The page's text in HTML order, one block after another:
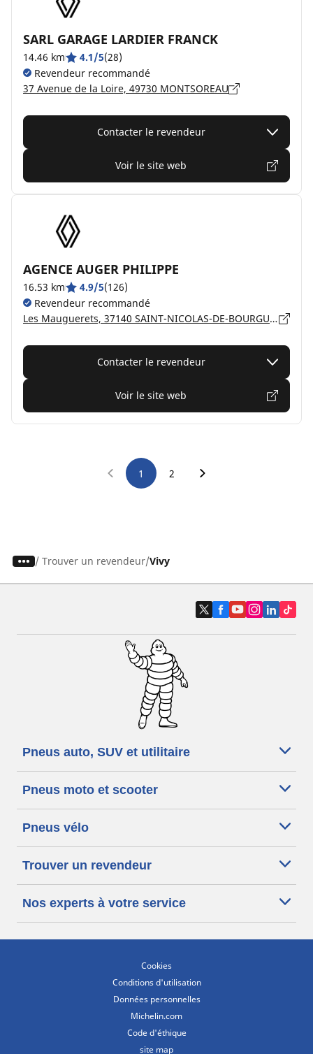
SARL GARAGE LARDIER FRANCK
14.46 km 4.1/5(28)
Revendeur recommandé
37 Avenue de la Loire, 49730 MONTSOREAU
Contacter le revendeur
Voir le site web
AGENCE AUGER PHILIPPE
16.53 km 4.9/5(126)
Revendeur recommandé
Les Mauguerets, 37140 SAINT-NICOLAS-DE-BOURGUEIL
Contacter le revendeur
Voir le site web
1 2
/ Trouver un revendeur Vivy
Pneus auto, SUV et utilitaire
Pneus moto et scooter
Pneus vélo
Trouver un revendeur
Nos experts à votre service
Cookies
Conditions d'utilisation
Données personnelles
Michelin.com
Code d'éthique
site map